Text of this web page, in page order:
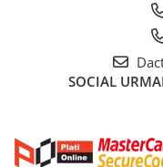
SOCIAL